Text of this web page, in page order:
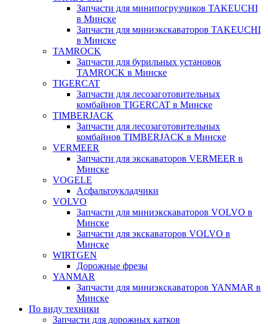
Запчасти для минипогрузчиков TAKEUCHI
в Минске
Запчасти для миниэкскаваторов TAKEUCHI
в Минске
TAMROCK
Запчасти для бурильных установок
TAMROCK в Минске
TIGERCAT
Запчасти для лесозаготовительных
комбайнов TIGERCAT в Минске
TIMBERJACK
Запчасти для лесозаготовительных
комбайнов TIMBERJACK в Минске
VERMEER
Запчасти для экскаваторов VERMEER в
Минске
VOGELE
Асфальтоукладчики
VOLVO
Запчасти для миниэкскаваторов VOLVO в
Минске
Запчасти для экскаваторов VOLVO в
Минске
WIRTGEN
Дорожные фрезы
YANMAR
Запчасти для миниэкскаваторов YANMAR в
Минске
По виду техники
Запчасти для дорожных катков